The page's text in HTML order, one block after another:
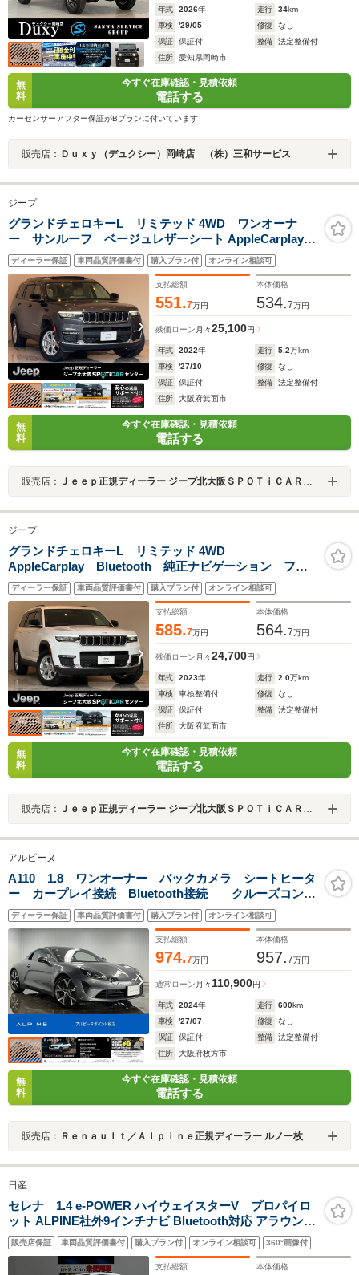
年式 2026年 走行 34km
車検
'29/05 修復
なし
保証
保証付 整備
法定整備付
住所
愛知県岡崎市
無
料
今すぐ在庫確認・見積依頼
電話する
カーセンサーアフター保証がBプランに付いています
販売店： Ｄｕｘｙ（デュクシー）岡崎店 （株）三和サービス
ジープ
グランドチェロキーL リミテッド 4WD ワンオーナ
ー サンルーフ ベージュレザーシート AppleCarplay
Bluetooth 純正ナビ フルセグ シートヒーター&クー
ラー 前面衝突警報 ACC ALPINE製スピーカー 電動
リアゲート 360カメラ 認定中古車保証
ディーラー保証 車両品質評価書付 購入プラン付 オンライン相談可
支払総額
551.7万円
本体価格
534.7万円
残価ローン 月々25,100円
年式 2022年 走行 5.2万km
車検
'27/10 修復
なし
保証
保証付 整備
法定整備付
住所
大阪府箕面市
無
料
今すぐ在庫確認・見積依頼
電話する
販売店： Ｊｅｅｐ正規ディーラー ジープ北大阪ＳＰＯＴｉＣＡＲセンター
ジープ
グランドチェロキーL リミテッド 4WD
AppleCarplay Bluetooth 純正ナビゲーション フル
セグ レザーシート シートヒーター&クーラー 前面衝
突警報 アダプティブクルーズコントロール ALPINE製
スピーカー 電動リアゲート 360°カメラ
ディーラー保証 車両品質評価書付 購入プラン付 オンライン相談可
支払総額
585.7万円
本体価格
564.7万円
残価ローン 月々24,700円
年式 2023年 走行 2.0万km
車検
車検整備付 修復
なし
保証
保証付 整備
法定整備付
住所
大阪府箕面市
無
料
今すぐ在庫確認・見積依頼
電話する
販売店： Ｊｅｅｐ正規ディーラー ジープ北大阪ＳＰＯＴｉＣＡＲセンター
アルピーヌ
A110 1.8 ワンオーナー バックカメラ シートヒータ
ー カープレイ接続 Bluetooth接続 クルーズコント
ロール 認定中古車保証付
ディーラー保証 車両品質評価書付 購入プラン付 オンライン相談可
支払総額
974.7万円
本体価格
957.7万円
通常ローン 月々110,900円
年式 2024年 走行 600km
車検
'27/07 修復
なし
保証
保証付 整備
法定整備付
住所
大阪府枚方市
無
料
今すぐ在庫確認・見積依頼
電話する
販売店： Ｒｅｎａｕｌｔ／Ａｌｐｉｎｅ正規ディーラー ルノー枚方・アルピーヌポイント枚方
日産
セレナ 1.4 e-POWER ハイウェイスターV プロパイロ
ット ALPINE社外9インチナビ Bluetooth対応 アラウンド
ビューモニター 両側自動ドア アダプティブクルーズコン
トロール LEDヘッドライト 電子パーキング 革巻きステア
リング 純正アルミホイール
販売店保証 車両品質評価書付 購入プラン付 オンライン相談可 360°画像付
支払総額 本体価格